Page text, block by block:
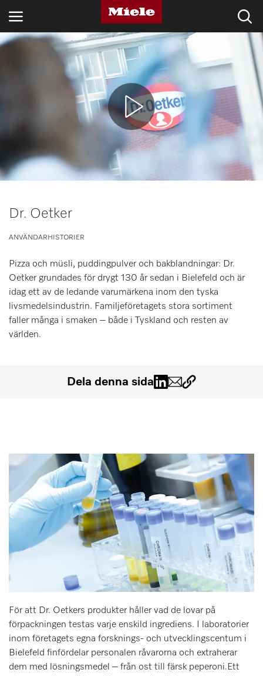
KNOWLEDGE HUB
Minneslista
Dr. Oetker
ANVÄNDARHISTORIER
Pizza och müsli, puddingpulver och bakblandningar: Dr.
Oetker grundades för drygt 130 år sedan i Bielefeld och är
idag ett av de ledande varumärkena inom den tyska
livsmedelsindustrin. Familjeföretagets stora sortiment
faller många i smaken – både i Tyskland och resten av
världen.
Dela denna sida
För att Dr. Oetkers produkter håller vad de lovar på
förpackningen testas varje enskild ingrediens. I laboratorier
inom företagets egna forsknings- och utvecklingscentum i
Bielefeld finfördelar personalen råvarorna och extraherar
dem med lösningsmedel – från ost till färsk peperoni.Ett